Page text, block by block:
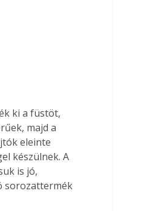
ki a füstöt,
majd a
eleinte
készülnek. A
is jó,
sorozattermék